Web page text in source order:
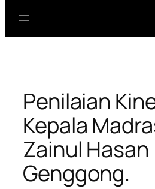
Penilaian
Kepala
Zainul Hasan
Genggong.